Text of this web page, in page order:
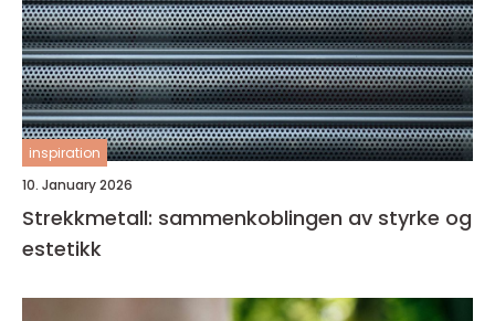
inspiration
10. January 2026
Strekkmetall: sammenkoblingen av styrke og
estetikk